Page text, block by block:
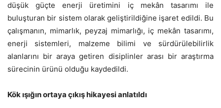
düşük güçte enerji üretimini iç mekân tasarımı ile
buluşturan bir sistem olarak geliştirildiğine işaret edildi. Bu
çalışmanın, mimarlık, peyzaj mimarlığı, iç mekân tasarımı,
enerji sistemleri, malzeme bilimi ve sürdürülebilirlik
alanlarını bir araya getiren disiplinler arası bir araştırma
sürecinin ürünü olduğu kaydedildi.
Kök ışığın ortaya çıkış hikayesi anlatıldı